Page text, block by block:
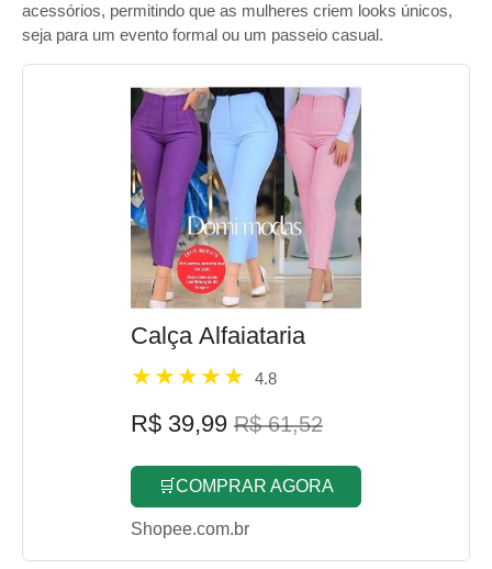
acessórios, permitindo que as mulheres criem looks únicos,
seja para um evento formal ou um passeio casual.
Calça Alfaiataria
4.8
R$ 39,99 R$ 61,52
🛒COMPRAR AGORA
Shopee.com.br